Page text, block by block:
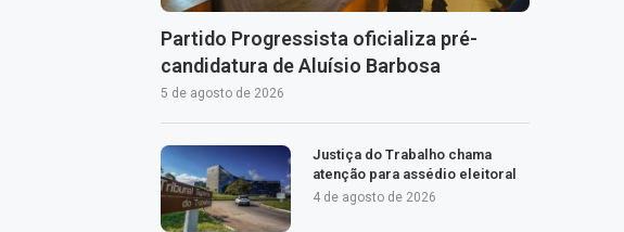
Partido Progressista oficializa pré-
candidatura de Aluísio Barbosa
5 de agosto de 2026
Justiça do Trabalho chama
atenção para assédio eleitoral
4 de agosto de 2026